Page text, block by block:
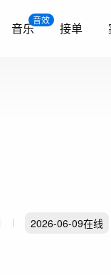
音效
音乐 接单
2026-06-09在线